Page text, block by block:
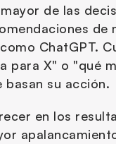
de las
de
como ChatGPT.
para X" o "qué
basan su acción.
en los